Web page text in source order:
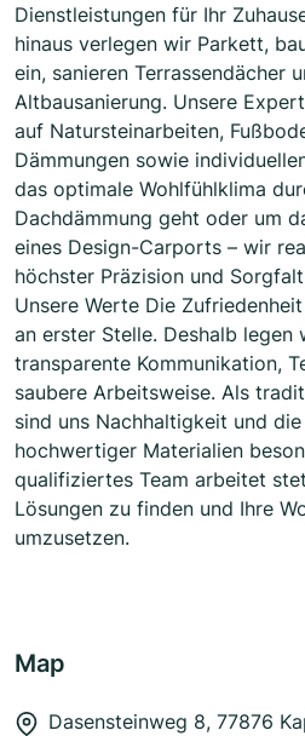
Dienstleistungen für Ihr
hinaus verlegen wir Parkett,
ein, sanieren Terrassendächer
Altbausanierung. Unsere
auf Natursteinarbeiten,
Dämmungen sowie
das optimale Wohlfühlklima
Dachdämmung geht oder um
eines Design-Carports – wir
höchster Präzision und
Unsere Werte Die
an erster Stelle. Deshalb
transparente Kommunikation,
saubere Arbeitsweise. Als
sind uns Nachhaltigkeit und
hochwertiger Materialien
qualifiziertes Team arbeitet
Lösungen zu finden und Ihre
umzusetzen.
Map
Dasensteinweg 8, 77876